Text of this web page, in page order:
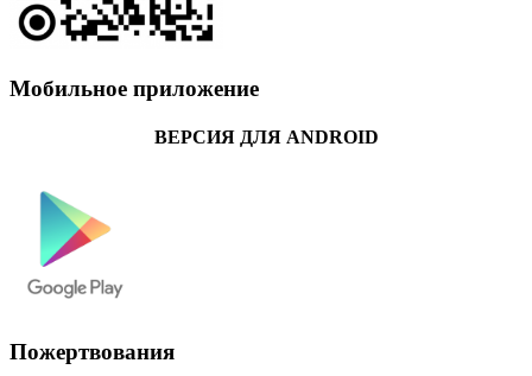
Мобильное приложение
ВЕРСИЯ ДЛЯ ANDROID
Пожертвования